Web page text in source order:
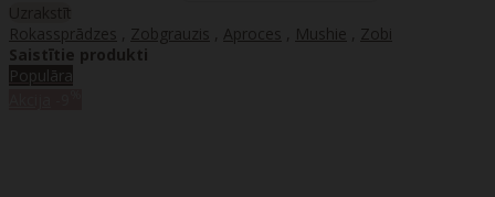
Uzrakstīt
Rokassprādzes , Zobgrauzis , Aproces , Mushie , Zobi
Saistītie produkti
Populāra